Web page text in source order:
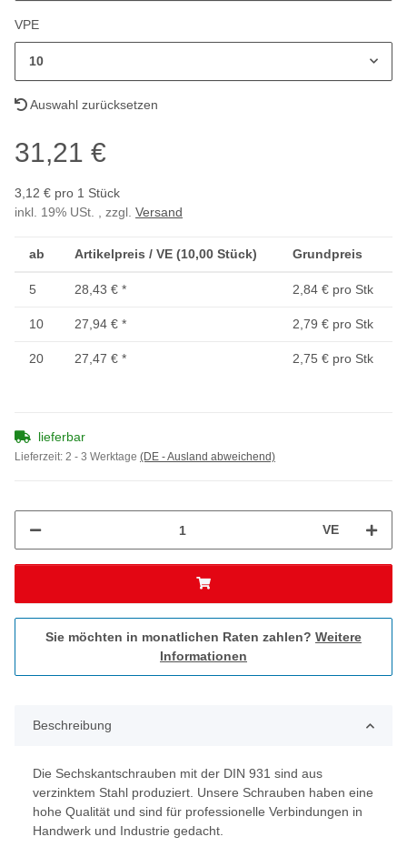
VPE
10
Auswahl zurücksetzen
31,21 €
3,12 € pro 1 Stück
inkl. 19% USt. , zzgl. Versand
ab Artikelpreis / VE (10,00 Stück) Grundpreis
5 28,43 € * 2,84 € pro Stk
10 27,94 € * 2,79 € pro Stk
20 27,47 € * 2,75 € pro Stk
lieferbar
Lieferzeit: 2 - 3 Werktage (DE - Ausland abweichend)
VE
Sie möchten in monatlichen Raten zahlen? Weitere
Informationen
Beschreibung
Die Sechskantschrauben mit der DIN 931 sind aus
verzinktem Stahl produziert. Unsere Schrauben haben eine
hohe Qualität und sind für professionelle Verbindungen in
Handwerk und Industrie gedacht.